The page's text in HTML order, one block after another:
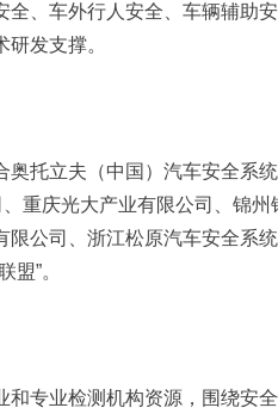
、车外行人安全、车辆辅助
发支撑。
奥托立夫（中国）汽车安全系
重庆光大产业有限公司、锦州
限公司、浙江松原汽车安全系
盟”。
和专业检测机构资源，围绕安